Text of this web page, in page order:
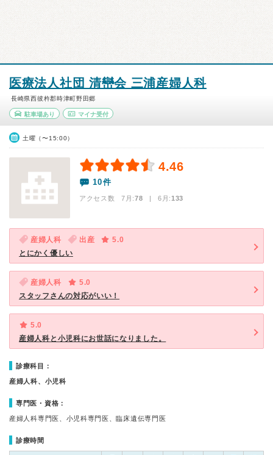
医療法人社団 清巒会 三浦産婦人科
長崎県西彼杵郡時津町野田郷
駐車場あり マイナ受付
土曜（〜15:00）
4.46
10件
アクセス数 7月:78 | 6月:133
産婦人科 出産
5.0
とにかく優しい
産婦人科
5.0
スタッフさんの対応がいい！
5.0
産婦人科と小児科にお世話になりました。
診療科目：
産婦人科、小児科
専門医・資格：
産婦人科専門医、小児科専門医、臨床遺伝専門医
診療時間